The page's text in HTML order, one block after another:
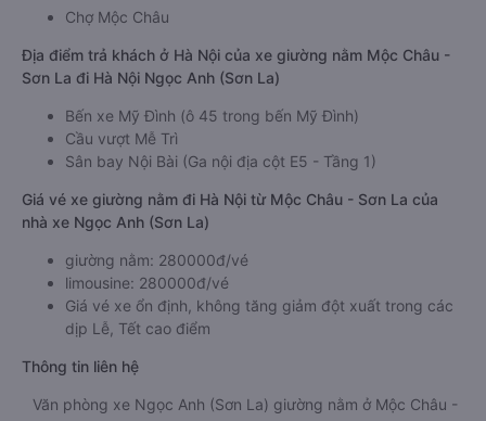
Chợ Mộc Châu
Địa điểm trả khách ở Hà Nội của xe giường nằm Mộc Châu -
Sơn La đi Hà Nội Ngọc Anh (Sơn La)
Bến xe Mỹ Đình (ô 45 trong bến Mỹ Đình)
Cầu vượt Mễ Trì
Sân bay Nội Bài (Ga nội địa cột E5 - Tầng 1)
Giá vé xe giường nằm đi Hà Nội từ Mộc Châu - Sơn La của
nhà xe Ngọc Anh (Sơn La)
giường nằm: 280000đ/vé
limousine: 280000đ/vé
Giá vé xe ổn định, không tăng giảm đột xuất trong các
dịp Lễ, Tết cao điểm
Thông tin liên hệ
Văn phòng xe Ngọc Anh (Sơn La) giường nằm ở Mộc Châu -